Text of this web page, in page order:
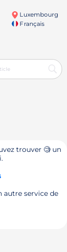
Luxembourg
Français
trouver 🧐 un
autre service de